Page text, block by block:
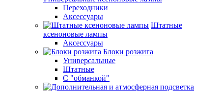
Переходники
Аксессуары
Штатные
ксеноновые лампы
Аксессуары
Блоки розжига
Универсальные
Штатные
С "обманкой"